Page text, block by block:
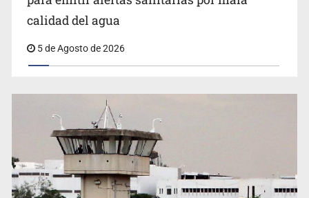
vecinos de Mirador San Isidro
calidad del agua
5 de Agosto de 2026